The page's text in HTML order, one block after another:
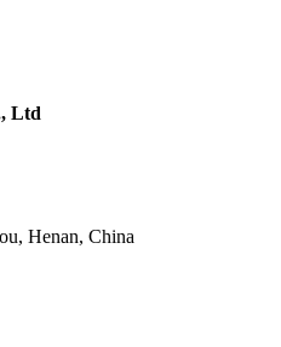
Ltd
Henan, China